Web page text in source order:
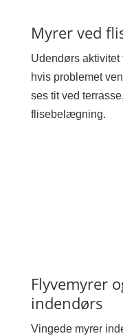
Myrer ved
Udendørs
hvis problemet
ses tit ved
flisebelægning.
Flyvemyrer
indendørs
Vingede myrer